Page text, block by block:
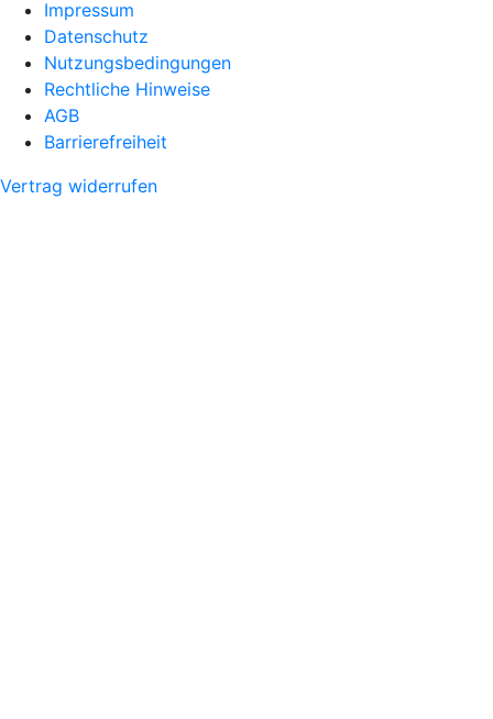
Impressum
Datenschutz
Nutzungsbedingungen
Rechtliche Hinweise
AGB
Barrierefreiheit
Vertrag widerrufen